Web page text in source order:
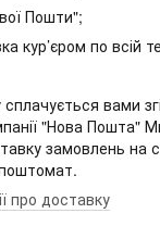
Пошти";
кур’єром по всій
вами
"Нова Пошта"
замовлень на
про доставку